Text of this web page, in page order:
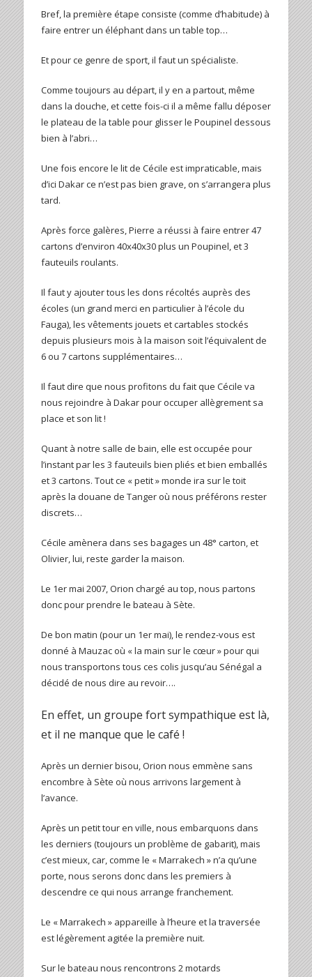
Bref, la première étape consiste (comme d’habitude) à
faire entrer un éléphant dans un table top…
Et pour ce genre de sport, il faut un spécialiste.
Comme toujours au départ, il y en a partout, même
dans la douche, et cette fois-ci il a même fallu déposer
le plateau de la table pour glisser le Poupinel dessous
bien à l’abri…
Une fois encore le lit de Cécile est impraticable, mais
d’ici Dakar ce n’est pas bien grave, on s’arrangera plus
tard.
Après force galères, Pierre a réussi à faire entrer 47
cartons d’environ 40x40x30 plus un Poupinel, et 3
fauteuils roulants.
Il faut y ajouter tous les dons récoltés auprès des
écoles (un grand merci en particulier à l’école du
Fauga), les vêtements jouets et cartables stockés
depuis plusieurs mois à la maison soit l’équivalent de
6 ou 7 cartons supplémentaires…
Il faut dire que nous profitons du fait que Cécile va
nous rejoindre à Dakar pour occuper allègrement sa
place et son lit !
Quant à notre salle de bain, elle est occupée pour
l’instant par les 3 fauteuils bien pliés et bien emballés
et 3 cartons. Tout ce « petit » monde ira sur le toit
après la douane de Tanger où nous préférons rester
discrets…
Cécile amènera dans ses bagages un 48° carton, et
Olivier, lui, reste garder la maison.
Le 1er mai 2007, Orion chargé au top, nous partons
donc pour prendre le bateau à Sète.
De bon matin (pour un 1er mai), le rendez-vous est
donné à Mauzac où « la main sur le cœur » pour qui
nous transportons tous ces colis jusqu’au Sénégal a
décidé de nous dire au revoir….
En effet, un groupe fort sympathique est là,
et il ne manque que le café !
Après un dernier bisou, Orion nous emmène sans
encombre à Sète où nous arrivons largement à
l’avance.
Après un petit tour en ville, nous embarquons dans
les derniers (toujours un problème de gabarit), mais
c’est mieux, car, comme le « Marrakech » n’a qu’une
porte, nous serons donc dans les premiers à
descendre ce qui nous arrange franchement.
Le « Marrakech » appareille à l’heure et la traversée
est légèrement agitée la première nuit.
Sur le bateau nous rencontrons 2 motards